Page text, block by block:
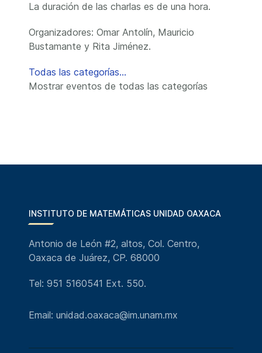
La duración de las charlas es de una hora.
Organizadores: Omar Antolín, Mauricio
Bustamante y Rita Jiménez.
Todas las categorías...
Mostrar eventos de todas las categorías
INSTITUTO DE MATEMÁTICAS UNIDAD OAXACA
Antonio de León #2, altos, Col. Centro,
Oaxaca de Juárez, CP. 68000
Tel: 951 5160541 Ext. 550.
Email: unidad.oaxaca@im.unam.mx